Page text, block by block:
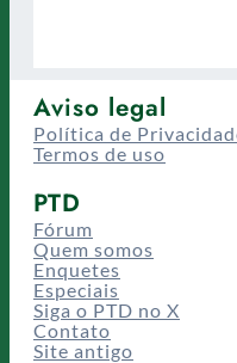
Aviso legal
Política de
Termos de uso
PTD
Fórum
Quem somos
Enquetes
Especiais
Siga o PTD no X
Contato
Site antigo